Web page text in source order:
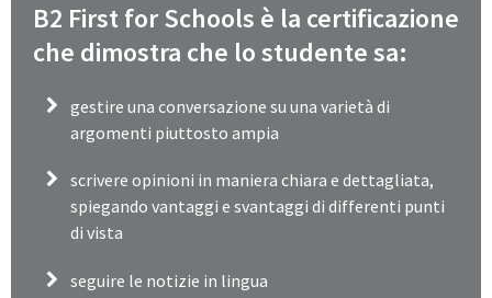
B2 First for Schools è la certificazione
che dimostra che lo studente sa:
gestire una conversazione su una varietà di
argomenti piuttosto ampia
scrivere opinioni in maniera chiara e dettagliata,
spiegando vantaggi e svantaggi di differenti punti
di vista
seguire le notizie in lingua